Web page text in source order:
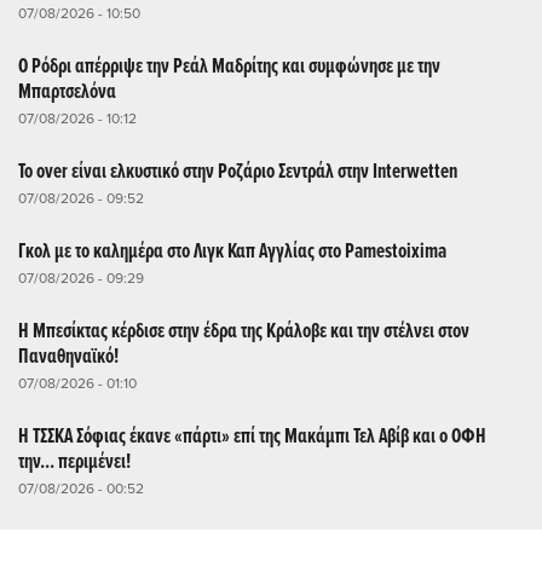
07/08/2026 - 10:50
Ο Ρόδρι απέρριψε την Ρεάλ Μαδρίτης και συμφώνησε με την
Μπαρτσελόνα
07/08/2026 - 10:12
Το over είναι ελκυστικό στην Ροζάριο Σεντράλ στην Interwetten
07/08/2026 - 09:52
Γκολ με το καλημέρα στο Λιγκ Καπ Αγγλίας στο Pamestoixima
07/08/2026 - 09:29
Η Μπεσίκτας κέρδισε στην έδρα της Κράλοβε και την στέλνει στον
Παναθηναϊκό!
07/08/2026 - 01:10
Η ΤΣΣΚΑ Σόφιας έκανε «πάρτι» επί της Μακάμπι Τελ Αβίβ και ο ΟΦΗ
την... περιμένει!
07/08/2026 - 00:52